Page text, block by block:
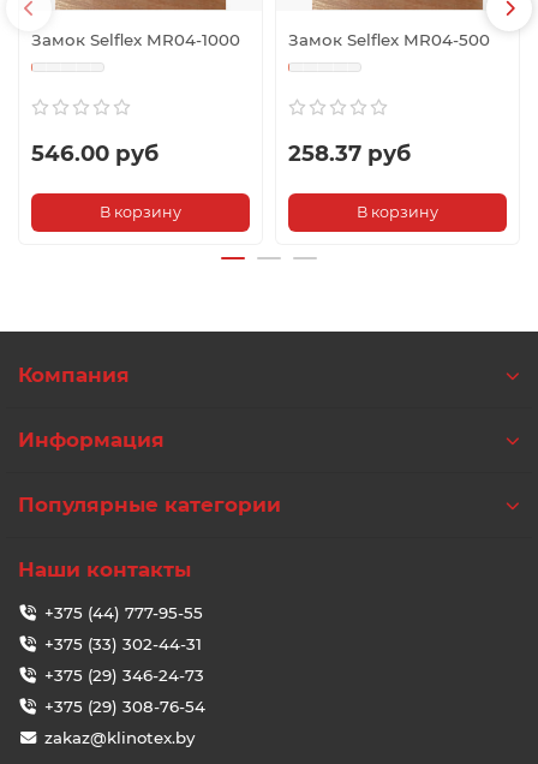
Замок Selflex MR04-1000
546.00 руб
В корзину
Замок Selflex MR04-500
258.37 руб
В корзину
Компания
Информация
Популярные категории
Наши контакты
+375 (44) 777-95-55
+375 (33) 302-44-31
+375 (29) 346-24-73
+375 (29) 308-76-54
zakaz@klinotex.by